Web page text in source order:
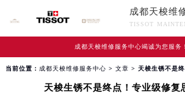
成都天梭维
TISSOT
成都天梭维修服务中心竭诚为您服务！
当前位置： 成都天梭维修服务中心 > 文章 > 天梭生锈不是
天梭生锈不是终点！专业级修复